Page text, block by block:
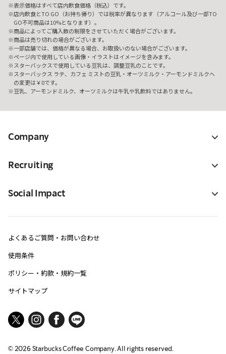
表示価格はすべて店内飲食価格（税込）です。
店内飲食とTO GO（お持ち帰り）では税率が異なります（アルコール及び一部TO
GO不可商品は10%となります）。
商品によってご購入数の制限をさせていただく場合がございます。
商品は売り切れの場合がございます。
一部店舗では、価格が異なる場合、お取扱いのない場合がございます。
ページ内で使用している画像・イラストはイメージを含みます。
スターバックスで使用している豆乳は、調整豆乳のことです。
スターバックス ラテ、カフェ ミストの豆乳・オーツミルク・アーモンドミルクへ
の変更は￥0です。
豆乳、アーモンドミルク、オーツミルクは牛乳や乳飲料ではありません。
Company
Recruiting
Social Impact
よくあるご質問・お問い合わせ
使用条件
ポリシー・約款・規約一覧
サイトマップ
© 2026Starbucks Coffee Company. All rights reserved.